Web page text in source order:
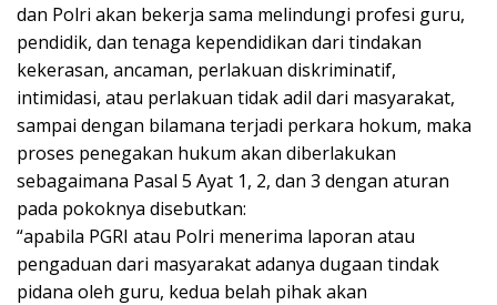
dan Polri akan bekerja sama melindungi profesi guru,
pendidik, dan tenaga kependidikan dari tindakan
kekerasan, ancaman, perlakuan diskriminatif,
intimidasi, atau perlakuan tidak adil dari masyarakat,
sampai dengan bilamana terjadi perkara hokum, maka
proses penegakan hukum akan diberlakukan
sebagaimana Pasal 5 Ayat 1, 2, dan 3 dengan aturan
pada pokoknya disebutkan:
“apabila PGRI atau Polri menerima laporan atau
pengaduan dari masyarakat adanya dugaan tindak
pidana oleh guru, kedua belah pihak akan